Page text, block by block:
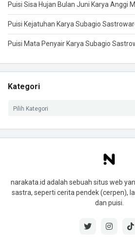
Puisi Sisa Hujan Bulan Juni Karya Anggi
Puisi Kejatuhan Karya Subagio
Puisi Mata Penyair Karya Subagio
Kategori
narakata.id adalah sebuah situs web
sastra, seperti cerita pendek (cerpen),
dan puisi.